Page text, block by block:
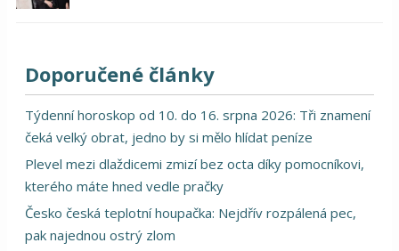
Doporučené články
Týdenní horoskop od 10. do 16. srpna 2026: Tři znamení
čeká velký obrat, jedno by si mělo hlídat peníze
Plevel mezi dlaždicemi zmizí bez octa díky pomocníkovi,
kterého máte hned vedle pračky
Česko česká teplotní houpačka: Nejdřív rozpálená pec,
pak najednou ostrý zlom